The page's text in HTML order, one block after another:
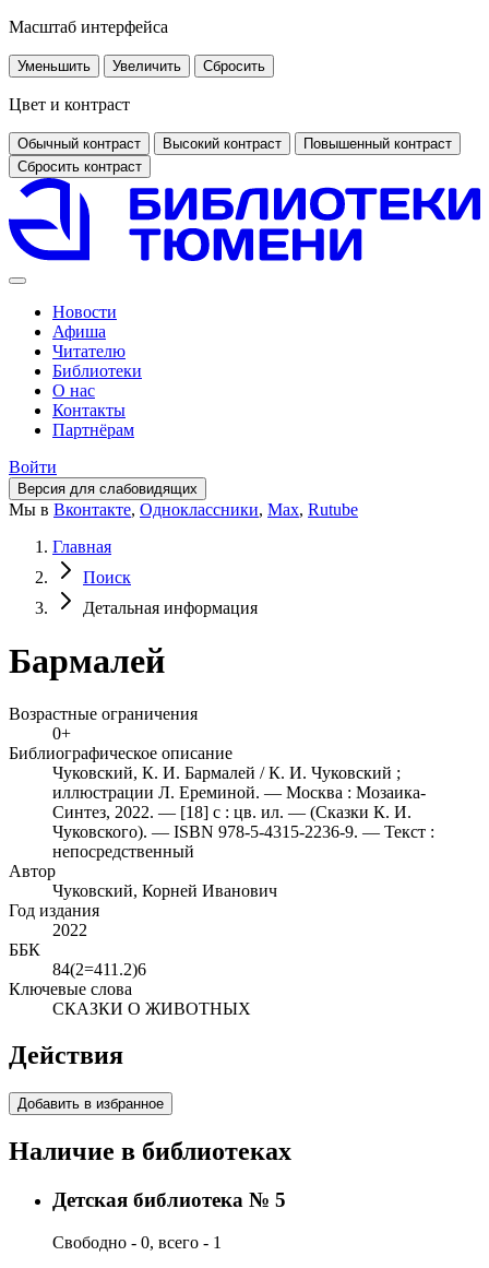
Масштаб интерфейса
Уменьшить Увеличить Сбросить
Цвет и контраст
Обычный контраст Высокий контраст
Повышенный контраст
Сбросить контраст
Новости
Афиша
Читателю
Библиотеки
О нас
Контакты
Партнёрам
Войти
Версия для слабовидящих
Мы в Вконтакте, Одноклассники, Max, Rutube
Главная
Поиск
Детальная информация
Бармалей
Возрастные ограничения
0+
Библиографическое описание
Чуковский, К. И. Бармалей / К. И. Чуковский ;
иллюстрации Л. Ереминой. — Москва : Мозаика-
Синтез, 2022. — [18] с : цв. ил. — (Сказки К. И.
Чуковского). — ISBN 978-5-4315-2236-9. — Текст :
непосредственный
Автор
Чуковский, Корней Иванович
Год издания
2022
ББК
84(2=411.2)6
Ключевые слова
СКАЗКИ О ЖИВОТНЫХ
Действия
Добавить в избранное
Наличие в библиотеках
Детская библиотека № 5
Свободно - 0, всего - 1